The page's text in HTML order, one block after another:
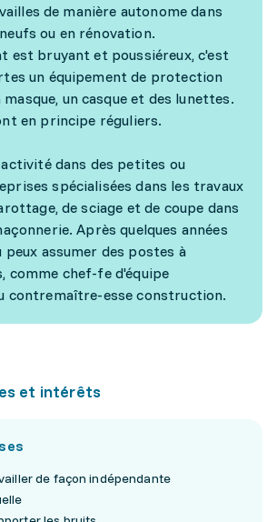
de manière autonome dans
ou en rénovation.
est bruyant et poussiéreux, c'est
un équipement de protection
un casque et des lunettes.
en principe réguliers.
dans des petites ou
spécialisées dans les travaux
de sciage et de coupe dans
Après quelques années
peux assumer des postes à
comme chef-fe d'équipe
contremaître-esse construction.
et intérêts
de façon indépendante